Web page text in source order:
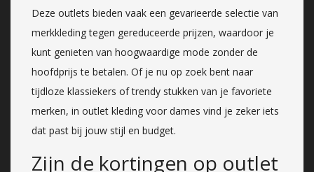
Deze outlets bieden vaak een gevarieerde selectie van
merkkleding tegen gereduceerde prijzen, waardoor je
kunt genieten van hoogwaardige mode zonder de
hoofdprijs te betalen. Of je nu op zoek bent naar
tijdloze klassiekers of trendy stukken van je favoriete
merken, in outlet kleding voor dames vind je zeker iets
dat past bij jouw stijl en budget.
Zijn de kortingen op outlet